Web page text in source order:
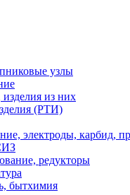
узлы
из них
(РТИ)
электроды, карбид,
редукторы
бытхимия